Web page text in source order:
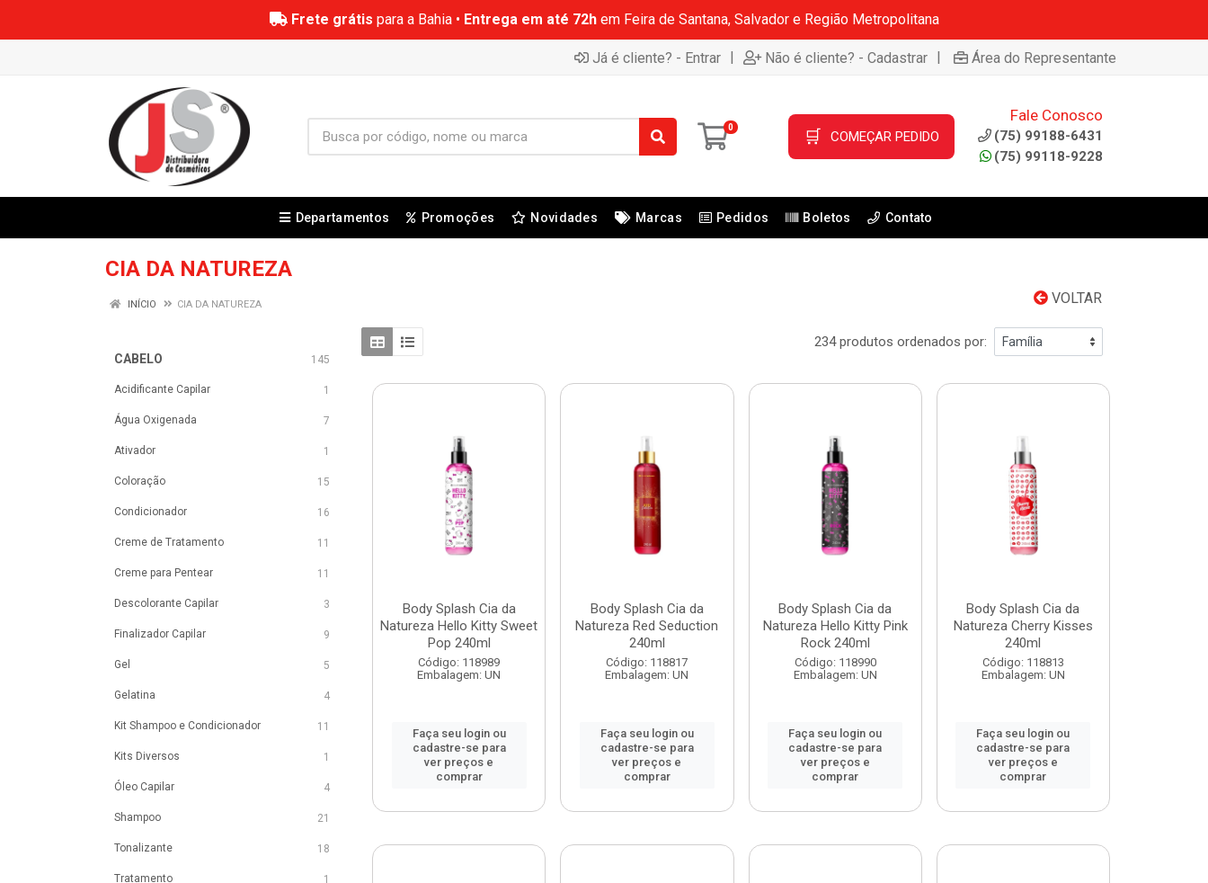
Frete grátis para a Bahia • Entrega em até 72hem Feira de Santana, Salvador e Região Metropolitana
Já é cliente? - Entrar | Não é cliente? - Cadastrar | Área do Representante
0 🛒 COMEÇAR PEDIDO
Fale Conosco
(75) 99188-6431
(75) 99118-9228
Departamentos Promoções Novidades Marcas Pedidos Boletos Contato
CIA DA NATUREZA
VOLTAR
INÍCIO CIA DA NATUREZA
CABELO 145
Acidificante Capilar 1
Água Oxigenada 7
Ativador 1
Coloração 15
Condicionador 16
Creme de Tratamento 11
Creme para Pentear 11
Descolorante Capilar 3
Finalizador Capilar 9
Gel 5
Gelatina 4
Kit Shampoo e Condicionador 11
Kits Diversos 1
Óleo Capilar 4
Shampoo 21
Tonalizante 18
Tratamento 1
234 produtos ordenados por:
Body Splash Cia da
Natureza Hello Kitty Sweet
Pop 240ml
Código: 118989
Embalagem: UN
Faça seu login ou
cadastre-se para
ver preços e
comprar
Body Splash Cia da
Natureza Red Seduction
240ml
Código: 118817
Embalagem: UN
Faça seu login ou
cadastre-se para
ver preços e
comprar
Body Splash Cia da
Natureza Hello Kitty Pink
Rock 240ml
Código: 118990
Embalagem: UN
Faça seu login ou
cadastre-se para
ver preços e
comprar
Body Splash Cia da
Natureza Cherry Kisses
240ml
Código: 118813
Embalagem: UN
Faça seu login ou
cadastre-se para
ver preços e
comprar